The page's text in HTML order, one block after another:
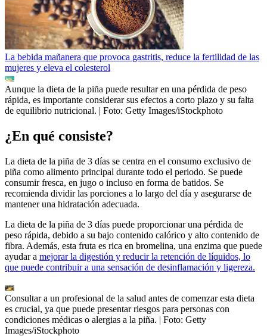
La bebida mañanera que provoca gastritis, reduce la fertilidad de las
mujeres y eleva el colesterol
Aunque la dieta de la piña puede resultar en una pérdida de peso
rápida, es importante considerar sus efectos a corto plazo y su falta
de equilibrio nutricional. | Foto: Getty Images/iStockphoto
¿En qué consiste?
La dieta de la piña de 3 días se centra en el consumo exclusivo de
piña como alimento principal durante todo el periodo. Se puede
consumir fresca, en jugo o incluso en forma de batidos. Se
recomienda dividir las porciones a lo largo del día y asegurarse de
mantener una hidratación adecuada.
La dieta de la piña de 3 días puede proporcionar una pérdida de
peso rápida, debido a su bajo contenido calórico y alto contenido de
fibra. Además, esta fruta es rica en bromelina, una enzima que puede
ayudar a mejorar la digestión y reducir la retención de líquidos, lo
que puede contribuir a una sensación de desinflamación y ligereza.
Consultar a un profesional de la salud antes de comenzar esta dieta
es crucial, ya que puede presentar riesgos para personas con
condiciones médicas o alergias a la piña. | Foto: Getty
Images/iStockphoto